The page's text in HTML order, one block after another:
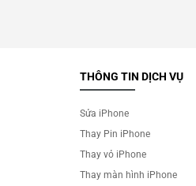
THÔNG TIN DỊCH VỤ
Sửa iPhone
Thay Pin iPhone
Thay vỏ iPhone
Thay màn hình iPhone